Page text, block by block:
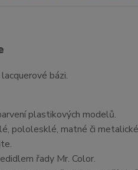
bázi.
plastikových modelů.
pololesklé, matné či
řady Mr. Color.